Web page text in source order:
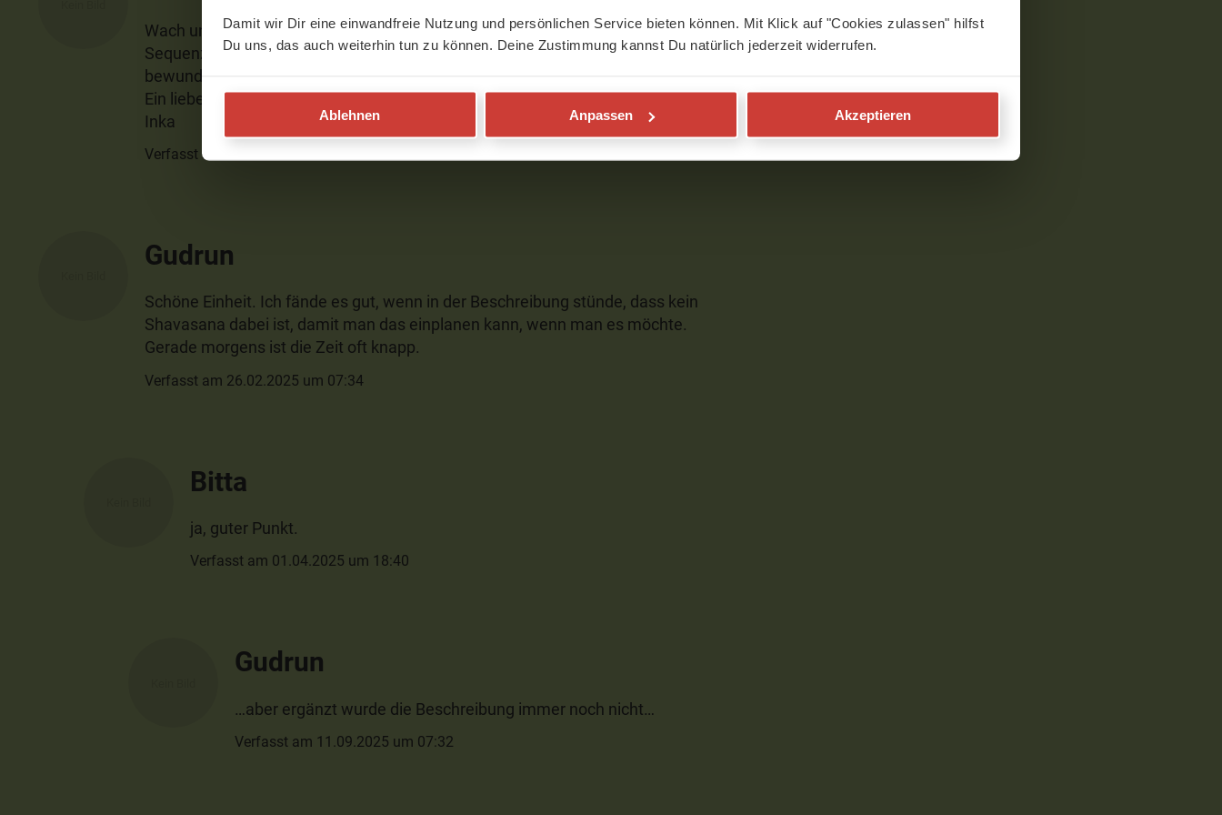
Damit wir Dir eine einwandfreie Nutzung und persönlichen Service bieten können. Mit Klick auf "Cookies zulassen" hilfst
Du uns, das auch weiterhin tun zu können. Deine Zustimmung kannst Du natürlich jederzeit widerrufen.
Ablehnen Anpassen Akzeptieren
Wach und bereit für den Tag, so fühle ich mich jedesmal nach dieser
Sequenz. Vielen lieben Dank auch für die tolle Anleitung, die ich sehr
bewundere, da Du ja immer körperlich dabei bist.
Ein lieber Gruß
Inka
Verfasst am 03.04.2025 um 08:56
Gudrun
Schöne Einheit. Ich fände es gut, wenn in der Beschreibung stünde, dass kein
Shavasana dabei ist, damit man das einplanen kann, wenn man es möchte.
Gerade morgens ist die Zeit oft knapp.
Verfasst am 26.02.2025 um 07:34
Bitta
ja, guter Punkt.
Verfasst am 01.04.2025 um 18:40
Gudrun
…aber ergänzt wurde die Beschreibung immer noch nicht…
Verfasst am 11.09.2025 um 07:32